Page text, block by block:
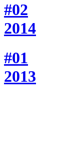
#02
2014
#01
2013